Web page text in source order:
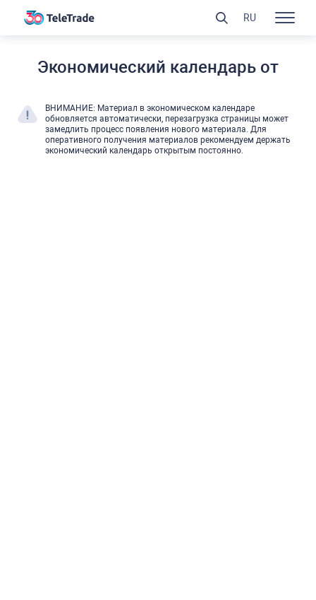
Экономический календарь от
ВНИМАНИЕ: Материал в экономическом календаре
обновляется автоматически, перезагрузка страницы может
замедлить процесс появления нового материала. Для
оперативного получения материалов рекомендуем держать
экономический календарь открытым постоянно.
RU